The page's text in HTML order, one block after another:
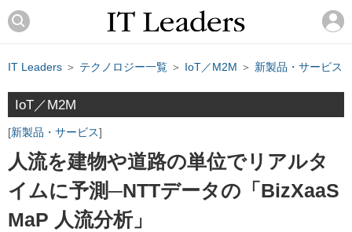
IT Leaders ＞ テクノロジー一覧 ＞ IoT／M2M ＞ 新製品・サービス
IoT／M2M
新製品・サービス
人流を建物や道路の単位でリアルタ
イムに予測─NTTデータの「BizXaaS
MaP 人流分析」